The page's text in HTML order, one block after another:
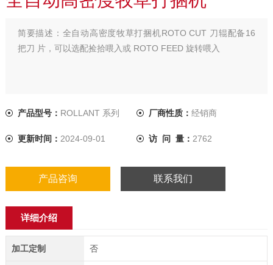
简要描述： 全自动高密度牧草打捆机ROTO CUT 刀辊配备16
把刀 片，可以选配捡拾喂入或 ROTO FEED 旋转喂入
产品型号： ROLLANT 系列 厂商性质： 经销商
更新时间： 2024-09-01 访 问 量： 2762
产品咨询 联系我们
详细介绍
加工定制 否